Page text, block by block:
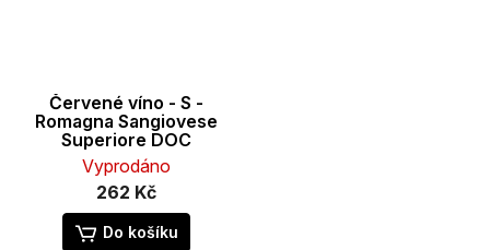
Červené víno - S -
Romagna Sangiovese
Superiore DOC
Vyprodáno
262 Kč
Do košíku